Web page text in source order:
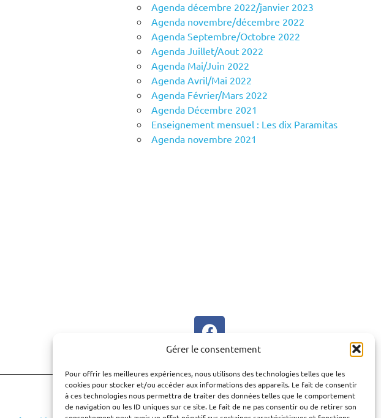
Gérer le consentement
Pour offrir les meilleures expériences, nous utilisons des technologies telles que les
cookies pour stocker et/ou accéder aux informations des appareils. Le fait de consentir
à ces technologies nous permettra de traiter des données telles que le comportement
de navigation ou les ID uniques sur ce site. Le fait de ne pas consentir ou de retirer son
Agenda décembre 2022/janvier 2023
Agenda novembre/décembre 2022
Agenda Septembre/Octobre 2022
Agenda Juillet/Aout 2022
Agenda Mai/Juin 2022
Agenda Avril/Mai 2022
Agenda Février/Mars 2022
Agenda Décembre 2021
Enseignement mensuel : Les dix Paramitas
Agenda novembre 2021